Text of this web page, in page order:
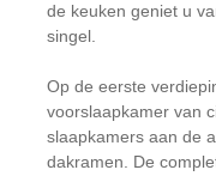
de keuken geniet u
singel.
Op de eerste
voorslaapkamer van
slaapkamers aan de
dakramen. De